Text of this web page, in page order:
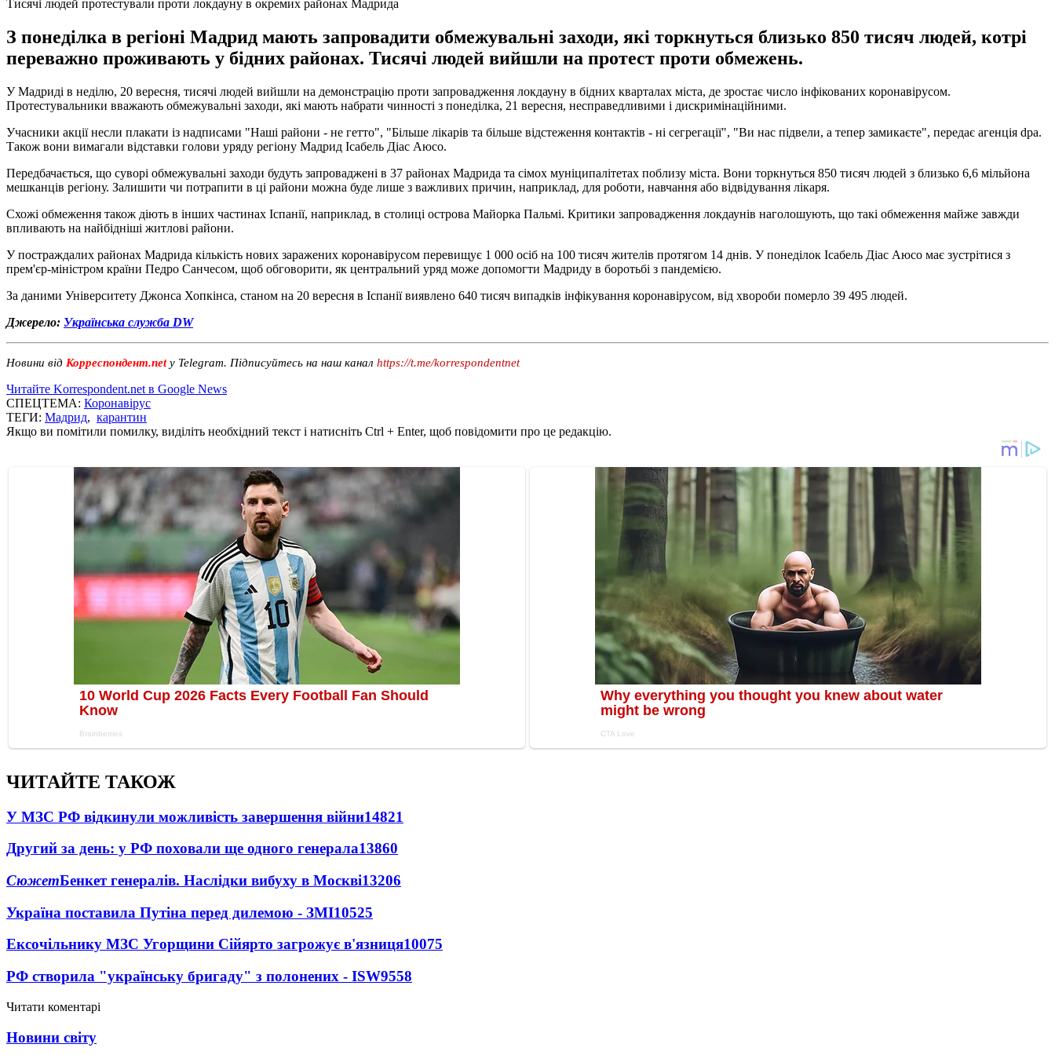
Тисячі людей протестували проти локдауну в окремих районах Мадрида
З понеділка в регіоні Мадрид мають запровадити обмежувальні заходи, які торкнуться близько 850 тисяч людей, котрі
переважно проживають у бідних районах. Тисячі людей вийшли на протест проти обмежень.
У Мадриді в неділю, 20 вересня, тисячі людей вийшли на демонстрацію проти запровадження локдауну в бідних кварталах міста, де зростає число інфікованих коронавірусом.
Протестувальники вважають обмежувальні заходи, які мають набрати чинності з понеділка, 21 вересня, несправедливими і дискримінаційними.
Учасники акції несли плакати із надписами "Наші райони - не гетто", "Більше лікарів та більше відстеження контактів - ні сегрегації", "Ви нас підвели, а тепер замикаєте", передає агенція dpa.
Також вони вимагали відставки голови уряду регіону Мадрид Ісабель Діас Аюсо.
Передбачається, що суворі обмежувальні заходи будуть запроваджені в 37 районах Мадрида та сімох муніципалітетах поблизу міста. Вони торкнуться 850 тисяч людей з близько 6,6 мільйона
мешканців регіону. Залишити чи потрапити в ці райони можна буде лише з важливих причин, наприклад, для роботи, навчання або відвідування лікаря.
Схожі обмеження також діють в інших частинах Іспанії, наприклад, в столиці острова Майорка Пальмі. Критики запровадження локдаунів наголошують, що такі обмеження майже завжди
впливають на найбідніші житлові райони.
У постраждалих районах Мадрида кількість нових заражених коронавірусом перевищує 1 000 осіб на 100 тисяч жителів протягом 14 днів. У понеділок Ісабель Діас Аюсо має зустрітися з
прем'єр-міністром країни Педро Санчесом, щоб обговорити, як центральний уряд може допомогти Мадриду в боротьбі з пандемією.
За даними Університету Джонса Хопкінса, станом на 20 вересня в Іспанії виявлено 640 тисяч випадків інфікування коронавірусом, від хвороби померло 39 495 людей.
Джерело: Українська служба DW
Новини від Корреспондент.netу Telegram. Підписуйтесь на наш канал https://t.me/korrespondentnet
Читайте Korrespondent.net в Google News
СПЕЦТЕМА: Коронавірус
ТЕГИ: Мадрид, карантин
Якщо ви помітили помилку, виділіть необхідний текст і натисніть Ctrl + Enter, щоб повідомити про це редакцію.
ЧИТАЙТЕ ТАКОЖ
У МЗС РФ відкинули можливість завершення війни14821
Другий за день: у РФ поховали ще одного генерала13860
СюжетБенкет генералів. Наслідки вибуху в Москві13206
Україна поставила Путіна перед дилемою - ЗМІ10525
Ексочільнику МЗС Угорщини Сійярто загрожує в'язниця10075
РФ створила "українську бригаду" з полонених - ISW9558
Читати коментарі
Новини світу